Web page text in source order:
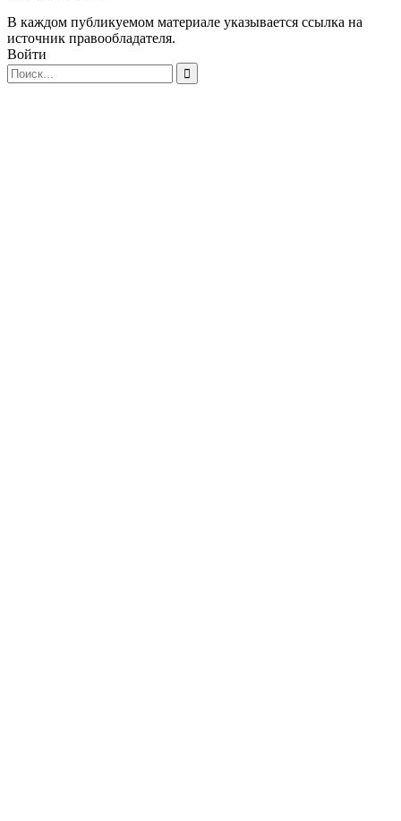
В каждом публикуемом материале указывается ссылка на
источник правообладателя.
Войти